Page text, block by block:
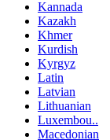
Kannada
Kazakh
Khmer
Kurdish
Kyrgyz
Latin
Latvian
Lithuanian
Luxembou..
Macedonian